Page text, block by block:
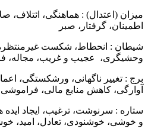
(اعتدال) : هماهنگی، ائتلاف،
گرفتار، صبر
: انحطاط، شکست غیرمنتظره،
عجیب و غریب، مجاله،
: تغییر ناگهانی، ورشکستگی،
کاهش منابع مالی، فراموشی
: سرنوشت، ترغیب، ایجاد ایده
خوشی، خوشنودی، تعادل، امید،